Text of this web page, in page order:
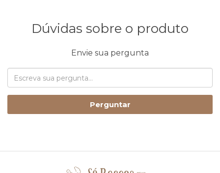
Dúvidas sobre o produto
Envie sua pergunta
Perguntar